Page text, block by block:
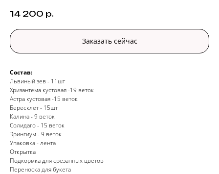
14 200 р.
Заказать сейчас
Состав:
Львиный зев - 11шт
Хризантема кустовая -19 веток
Астра кустовая -15 веток
Бересклет - 15шт
Калина - 9 веток
Солидаго - 15 веток
Эрингиум - 9 веток
Упаковка - лента
Открытка
Подкормка для срезанных цветов
Переноска для букета